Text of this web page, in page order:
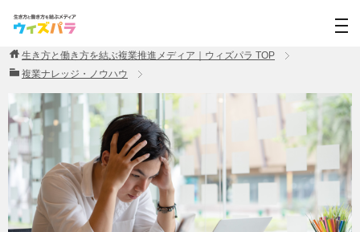
生き方と働き方を結ぶ複業推進メディア｜ウィズパラ TOP
複業ナレッジ・ノウハウ